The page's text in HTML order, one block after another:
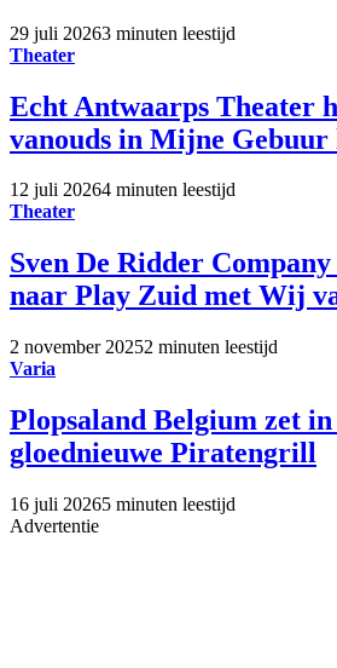
29 juli 20263 minuten leestijd
Theater
Echt Antwaarps Theater
vanouds in Mijne
12 juli 20264 minuten leestijd
Theater
Sven De Ridder
naar Play Zuid met Wij
2 november 20252 minuten leestijd
Varia
Plopsaland Belgium zet
gloednieuwe Piratengrill
16 juli 20265 minuten leestijd
Advertentie